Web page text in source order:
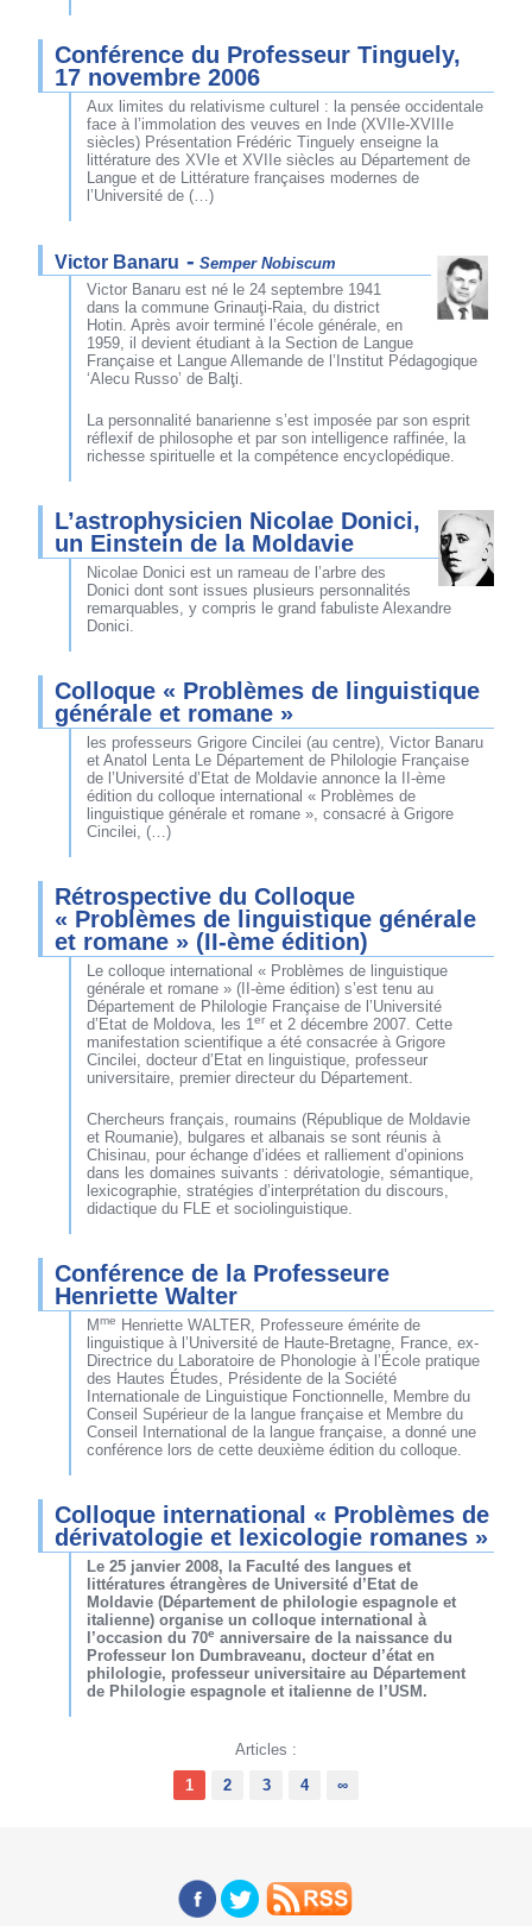
Conférence du Professeur Tinguely,
17 novembre 2006
Aux limites du relativisme culturel : la pensée occidentale
face à l’immolation des veuves en Inde (XVIIe-XVIIIe
siècles) Présentation Frédéric Tinguely enseigne la
littérature des XVIe et XVIIe siècles au Département de
Langue et de Littérature françaises modernes de
l’Université de (…)
Victor Banaru - Semper Nobiscum
Victor Banaru est né le 24 septembre 1941
dans la commune Grinauţi-Raia, du district
Hotin. Après avoir terminé l’école générale, en
1959, il devient étudiant à la Section de Langue
Française et Langue Allemande de l’Institut Pédagogique
‘Alecu Russo’ de Balţi.
La personnalité banarienne s’est imposée par son esprit
réflexif de philosophe et par son intelligence raffinée, la
richesse spirituelle et la compétence encyclopédique.
L’astrophysicien Nicolae Donici,
un Einstein de la Moldavie
Nicolae Donici est un rameau de l’arbre des
Donici dont sont issues plusieurs personnalités
remarquables, y compris le grand fabuliste Alexandre
Donici.
Colloque « Problèmes de linguistique
générale et romane »
les professeurs Grigore Cincilei (au centre), Victor Banaru
et Anatol Lenta Le Département de Philologie Française
de l’Université d’Etat de Moldavie annonce la II-ème
édition du colloque international « Problèmes de
linguistique générale et romane », consacré à Grigore
Cincilei, (…)
Rétrospective du Colloque
« Problèmes de linguistique générale
et romane » (II-ème édition)
Le colloque international « Problèmes de linguistique
générale et romane » (II-ème édition) s’est tenu au
Département de Philologie Française de l’Université
d’Etat de Moldova, les 1er et 2 décembre 2007. Cette
manifestation scientifique a été consacrée à Grigore
Cincilei, docteur d’Etat en linguistique, professeur
universitaire, premier directeur du Département.
Chercheurs français, roumains (République de Moldavie
et Roumanie), bulgares et albanais se sont réunis à
Chisinau, pour échange d’idées et ralliement d’opinions
dans les domaines suivants : dérivatologie, sémantique,
lexicographie, stratégies d’interprétation du discours,
didactique du FLE et sociolinguistique.
Conférence de la Professeure
Henriette Walter
Mme
Henriette WALTER, Professeure émérite de
linguistique à l’Université de Haute-Bretagne, France, ex-
Directrice du Laboratoire de Phonologie à l’École pratique
des Hautes Études, Présidente de la Société
Internationale de Linguistique Fonctionnelle, Membre du
Conseil Supérieur de la langue française et Membre du
Conseil International de la langue française, a donné une
conférence lors de cette deuxième édition du colloque.
Colloque international « Problèmes de
dérivatologie et lexicologie romanes »
Le 25 janvier 2008, la Faculté des langues et
littératures étrangères de Université d’Etat de
Moldavie (Département de philologie espagnole et
italienne) organise un colloque international à
l’occasion du 70e anniversaire de la naissance du
Professeur Ion Dumbraveanu, docteur d’état en
philologie, professeur universitaire au Département
de Philologie espagnole et italienne de l’USM.
Articles :
1 2 3 4 ∞